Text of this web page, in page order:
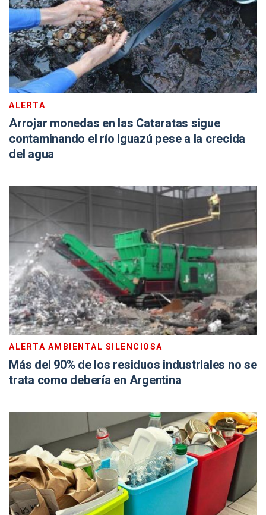
ALERTA
Arrojar monedas en las Cataratas sigue
contaminando el río Iguazú pese a la crecida
del agua
ALERTA AMBIENTAL SILENCIOSA
Más del 90% de los residuos industriales no se
trata como debería en Argentina